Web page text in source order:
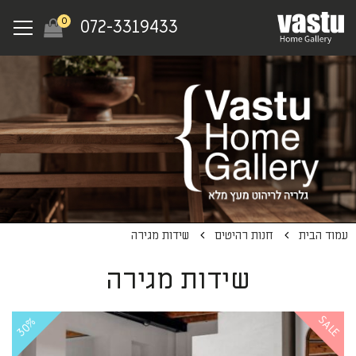
main
072-3319433
0
Menu
עמוד הבית חנות רהיטים שידות מגירה
שידות מגירה
30% SALE